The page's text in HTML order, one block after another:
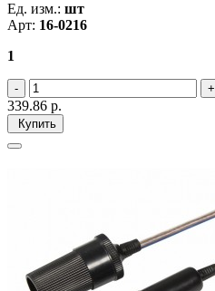
Ед. изм.: шт
Арт: 16-0216
1
339.86 р.
Купить